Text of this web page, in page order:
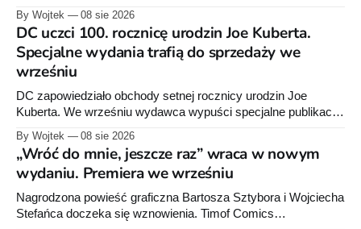
zapowiedział około 30 stron dodatków.
By Wojtek 08 sie 2026
DC uczci 100. rocznicę urodzin Joe Kuberta.
Specjalne wydania trafią do sprzedaży we
wrześniu
DC zapowiedziało obchody setnej rocznicy urodzin Joe
Kuberta. We wrześniu wydawca wypuści specjalne publikacje
poświęcone twórcy „Sgt. Rocka”, z których dwie trafią do
sprzedaży niemal dokładnie w dniu jego urodzin.
By Wojtek 08 sie 2026
„Wróć do mnie, jeszcze raz” wraca w nowym
wydaniu. Premiera we wrześniu
Nagrodzona powieść graficzna Bartosza Sztybora i Wojciecha
Stefańca doczeka się wznowienia. Timof Comics